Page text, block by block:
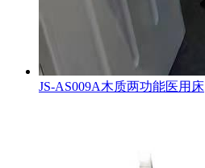
JS-AS009A木质两功能医用床